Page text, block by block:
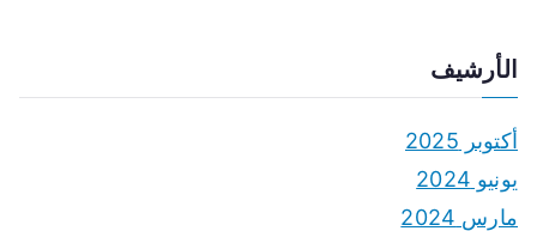
الأرشيف
أكتوبر 2025
يونيو 2024
مارس 2024